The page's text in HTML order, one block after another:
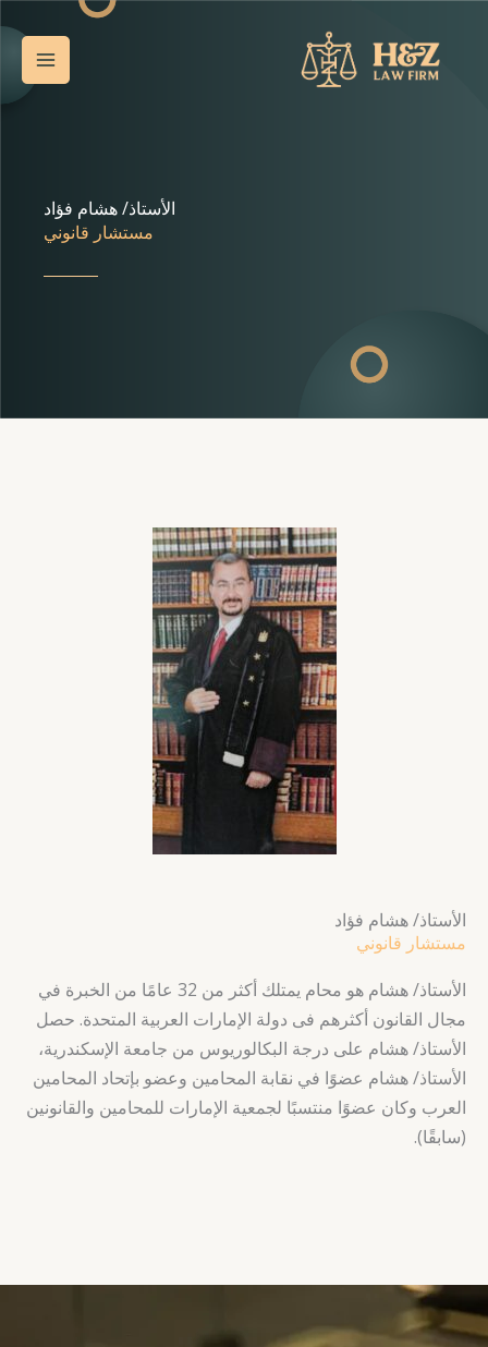
المحتوى
الأستاذ/ هشام فؤاد
مستشار قانوني
الأستاذ/ هشام فؤاد
مستشار قانوني
الأستاذ/ هشام هو محام يمتلك أكثر من 32 عامًا من الخبرة في
مجال القانون أكثرهم فى دولة الإمارات العربية المتحدة. حصل
الأستاذ/ هشام على درجة البكالوريوس من جامعة الإسكندرية،
الأستاذ/ هشام عضوًا في نقابة المحامين وعضو بإتحاد المحامين
العرب وكان عضوًا منتسبًا لجمعية الإمارات للمحامين والقانونين
(سابقًا).